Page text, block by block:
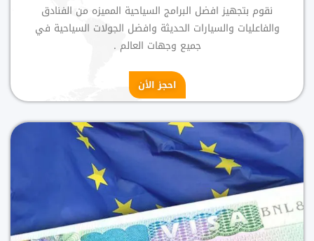
نقوم بتجهيز افضل البرامج السياحية المميزه من الفنادق
والفاعليات والسيارات الحديثة وافضل الجولات السياحية في
جميع وجهات العالم .
احجز الأن